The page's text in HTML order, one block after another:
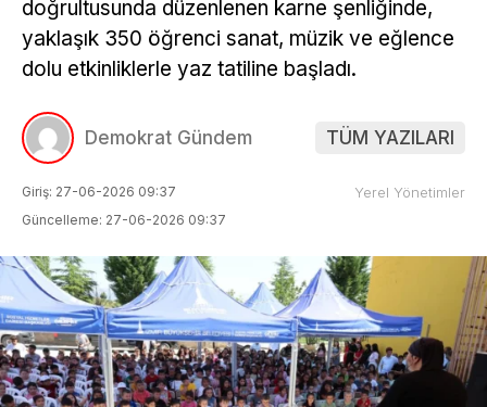
doğrultusunda düzenlenen karne şenliğinde,
yaklaşık 350 öğrenci sanat, müzik ve eğlence
dolu etkinliklerle yaz tatiline başladı.
Demokrat Gündem TÜM YAZILARI
Giriş: 27-06-2026 09:37
Güncelleme: 27-06-2026 09:37
Yerel Yönetimler